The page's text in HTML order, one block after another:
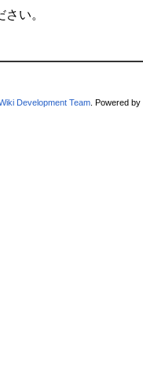
い。
Development Team. Powered by